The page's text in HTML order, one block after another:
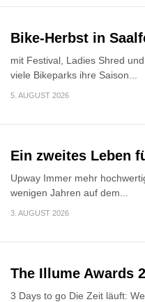
Bike-Herbst in
mit Festival, Ladies Shred
viele Bikeparks ihre Saison...
5. AUGUST 2026
Ein zweites Leben
Upway Immer mehr
wenigen Jahren auf dem...
3. AUGUST 2026
The Illume Awards
3 Days to go Die Zeit läuft: